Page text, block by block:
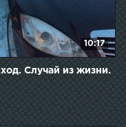
10:17
Случай из жизни.